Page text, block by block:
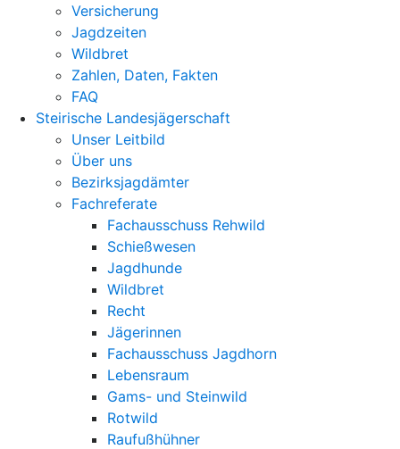
Versicherung
Jagdzeiten
Wildbret
Zahlen, Daten, Fakten
FAQ
Steirische Landesjägerschaft
Unser Leitbild
Über uns
Bezirksjagdämter
Fachreferate
Fachausschuss Rehwild
Schießwesen
Jagdhunde
Wildbret
Recht
Jägerinnen
Fachausschuss Jagdhorn
Lebensraum
Gams- und Steinwild
Rotwild
Raufußhühner